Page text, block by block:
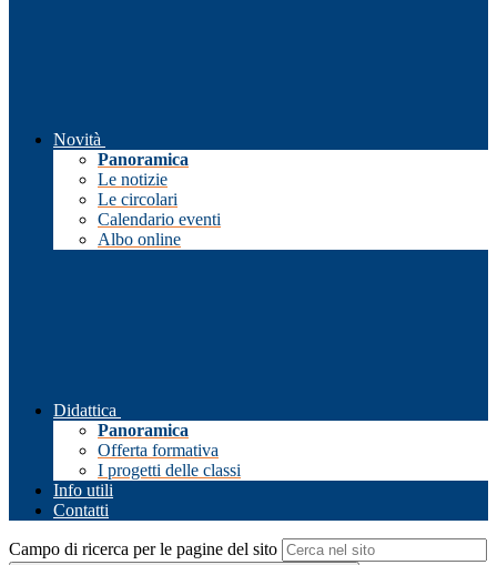
Novità
Panoramica
Le notizie
Le circolari
Calendario eventi
Albo online
Didattica
Panoramica
Offerta formativa
I progetti delle classi
Info utili
Contatti
Campo di ricerca per le pagine del sito